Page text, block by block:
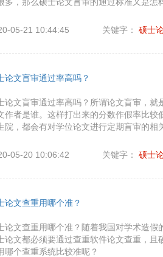
05-21 10:44:45 关键字： 硕士
论文盲审通过率高吗？
论文盲审通过率高吗？所谓论文盲审，
作者是谁。这样打出来的分数作假率比
院，都会有对学位论文进行定期盲审的
05-20 10:06:42 关键字： 硕士
论文查重用哪个准？
论文查重用哪个准？随着我国对学术造
论文都必须要通过查重软件论文查重，
哪个查重系统比较准呢？